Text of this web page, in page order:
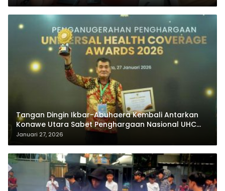
Tangan Dingin Ikbar-Abuhaera Kembali Antarkan
Konawe Utara Sabet Penghargaan Nasional UHC
Award 2026
Januari 27, 2026